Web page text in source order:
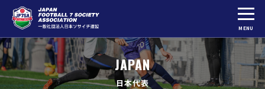
MENU
JAPAN
日本代表